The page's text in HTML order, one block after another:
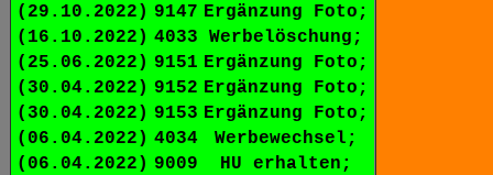
(29.10.2022) 9147 Ergänzung Foto;
(16.10.2022) 4033
Werbelöschung;
(25.06.2022) 9151 Ergänzung Foto;
(30.04.2022) 9152 Ergänzung Foto;
(30.04.2022) 9153 Ergänzung Foto;
(06.04.2022) 4034
Werbewechsel;
(06.04.2022) 9009
HU erhalten;